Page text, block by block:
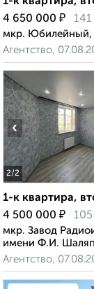
4 650 000 ₽
мкр. Юбилейный,
Агентство,
2/2
‹
1-к квартира,
4 500 000 ₽
мкр. Завод
имени Ф.И.
Агентство,